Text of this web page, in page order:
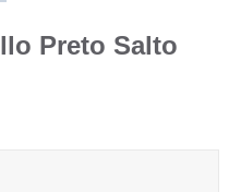
Preto Salto